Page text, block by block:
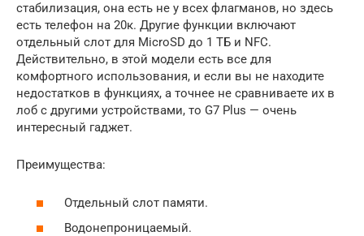
стабилизация, она есть не у всех флагманов, но здесь
есть телефон на 20к. Другие функции включают
отдельный слот для MicroSD до 1 ТБ и NFC.
Действительно, в этой модели есть все для
комфортного использования, и если вы не находите
недостатков в функциях, а точнее не сравниваете их в
лоб с другими устройствами, то G7 Plus — очень
интересный гаджет.
Преимущества:
Отдельный слот памяти.
Водонепроницаемый.